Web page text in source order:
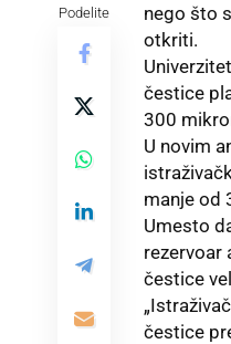
Podelite
nego što
otkriti.
čestice
300
U novim
manje od
Umesto
rezervoar
čestice
čestice